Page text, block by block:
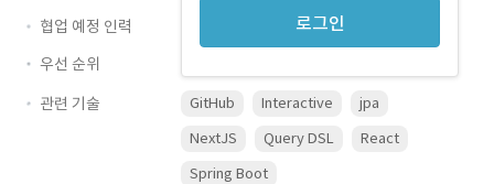
로그인
협업 예정 인력
우선 순위
관련 기술
GitHub Interactive
jpa
NextJS
Query DSL
React
Spring Boot